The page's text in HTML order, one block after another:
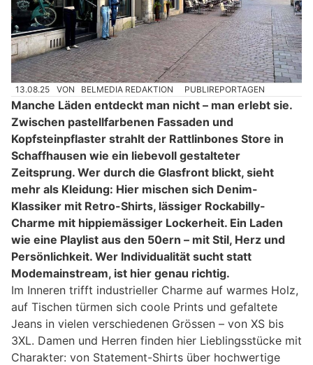
13.08.25 VON BELMEDIA REDAKTION PUBLIREPORTAGEN
Manche Läden entdeckt man nicht – man erlebt sie.
Zwischen pastellfarbenen Fassaden und
Kopfsteinpflaster strahlt der Rattlinbones Store in
Schaffhausen wie ein liebevoll gestalteter
Zeitsprung. Wer durch die Glasfront blickt, sieht
mehr als Kleidung: Hier mischen sich Denim-
Klassiker mit Retro-Shirts, lässiger Rockabilly-
Charme mit hippiemässiger Lockerheit. Ein Laden
wie eine Playlist aus den 50ern – mit Stil, Herz und
Persönlichkeit. Wer Individualität sucht statt
Modemainstream, ist hier genau richtig.
Im Inneren trifft industrieller Charme auf warmes Holz,
auf Tischen türmen sich coole Prints und gefaltete
Jeans in vielen verschiedenen Grössen – von XS bis
3XL. Damen und Herren finden hier Lieblingsstücke mit
Charakter: von Statement-Shirts über hochwertige